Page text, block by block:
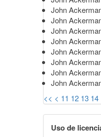
John
John
John
John
John
John
John
John
<< < 11 12 13 14
Uso de